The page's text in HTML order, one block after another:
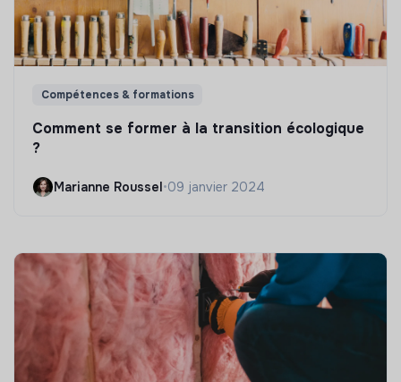
Compétences & formations
Comment se former à la transition écologique
?
Marianne Roussel•09 janvier 2024